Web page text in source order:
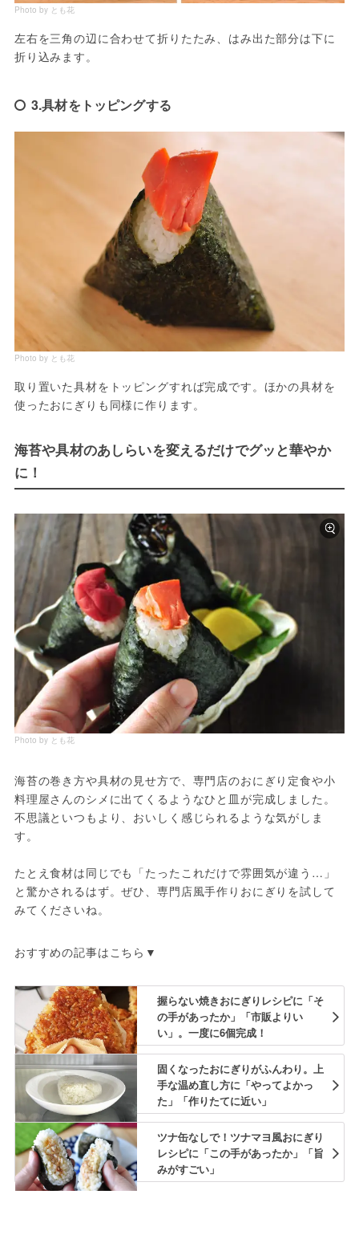
Photo by とも花
左右を三角の辺に合わせて折りたたみ、はみ出た部分は下に
折り込みます。
3.具材をトッピングする
Photo by とも花
取り置いた具材をトッピングすれば完成です。ほかの具材を
使ったおにぎりも同様に作ります。
海苔や具材のあしらいを変えるだけでグッと華やか
に！
Photo by とも花
海苔の巻き方や具材の見せ方で、専門店のおにぎり定食や小
料理屋さんのシメに出てくるようなひと皿が完成しました。
不思議といつもより、おいしく感じられるような気がしま
す。
たとえ食材は同じでも「たったこれだけで雰囲気が違う…」
と驚かされるはず。ぜひ、専門店風手作りおにぎりを試して
みてくださいね。
おすすめの記事はこちら▼
握らない焼きおにぎりレシピに「そ
の手があったか」「市販よりい
い」。一度に6個完成！
固くなったおにぎりがふんわり。上
手な温め直し方に「やってよかっ
た」「作りたてに近い」
ツナ缶なしで！ツナマヨ風おにぎり
レシピに「この手があったか」「旨
みがすごい」